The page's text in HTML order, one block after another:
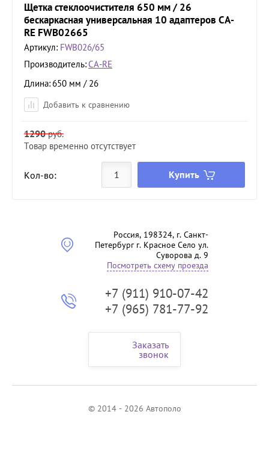
Щетка стеклоочистителя 650 мм / 26
бескаркасная универсальная 10 адаптеров CA-
RE FWB02665
Артикул: FWB026/65
Производитель:CA-RE
Длина 650 мм / 26
Добавить к сравнению
Кол-во:
1290руб.
Товар временно отсутствует
Купить
Россия, 198324, г. Санкт-
Петербург г. Красное Село ул.
Суворова д. 9
Посмотреть схему проезда
+7 (911) 910-07-42
+7 (965) 781-77-92
Заказать
звонок
© 2014 - 2026 Автополо